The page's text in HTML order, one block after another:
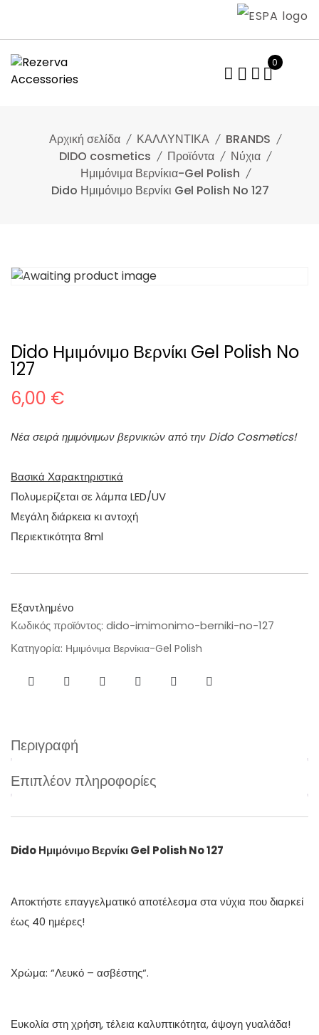
content
0
Αρχική σελίδα ΚΑΛΛΥΝΤΙΚΑ
BRANDS
DIDO cosmetics
Προϊόντα
Νύχια
Ημιμόνιμα Βερνίκια-Gel Polish
Dido Ημιμόνιμο Βερνίκι Gel Polish No 127
Dido Ημιμόνιμο Βερνίκι Gel Polish No
127
6,00 €
Νέα σειρά ημιμόνιμων βερνικιών από την Dido Cosmetics!
Βασικά Χαρακτηριστικά
Πολυμερίζεται σε λάμπα LED/UV
Μεγάλη διάρκεια κι αντοχή
Περιεκτικότητα 8ml
Εξαντλημένο
Κωδικός προϊόντος: dido-imimonimo-berniki-no-127
Κατηγορία: Ημιμόνιμα Βερνίκια-Gel Polish
Περιγραφή
Επιπλέον πληροφορίες
Dido Ημιμόνιμο Βερνίκι Gel Polish No 127
Αποκτήστε επαγγελματικό αποτέλεσμα στα νύχια που διαρκεί
έως 40 ημέρες!
Χρώμα: “Λευκό – ασβέστης“.
Ευκολία στη χρήση, τέλεια καλυπτικότητα, άψογη γυαλάδα!